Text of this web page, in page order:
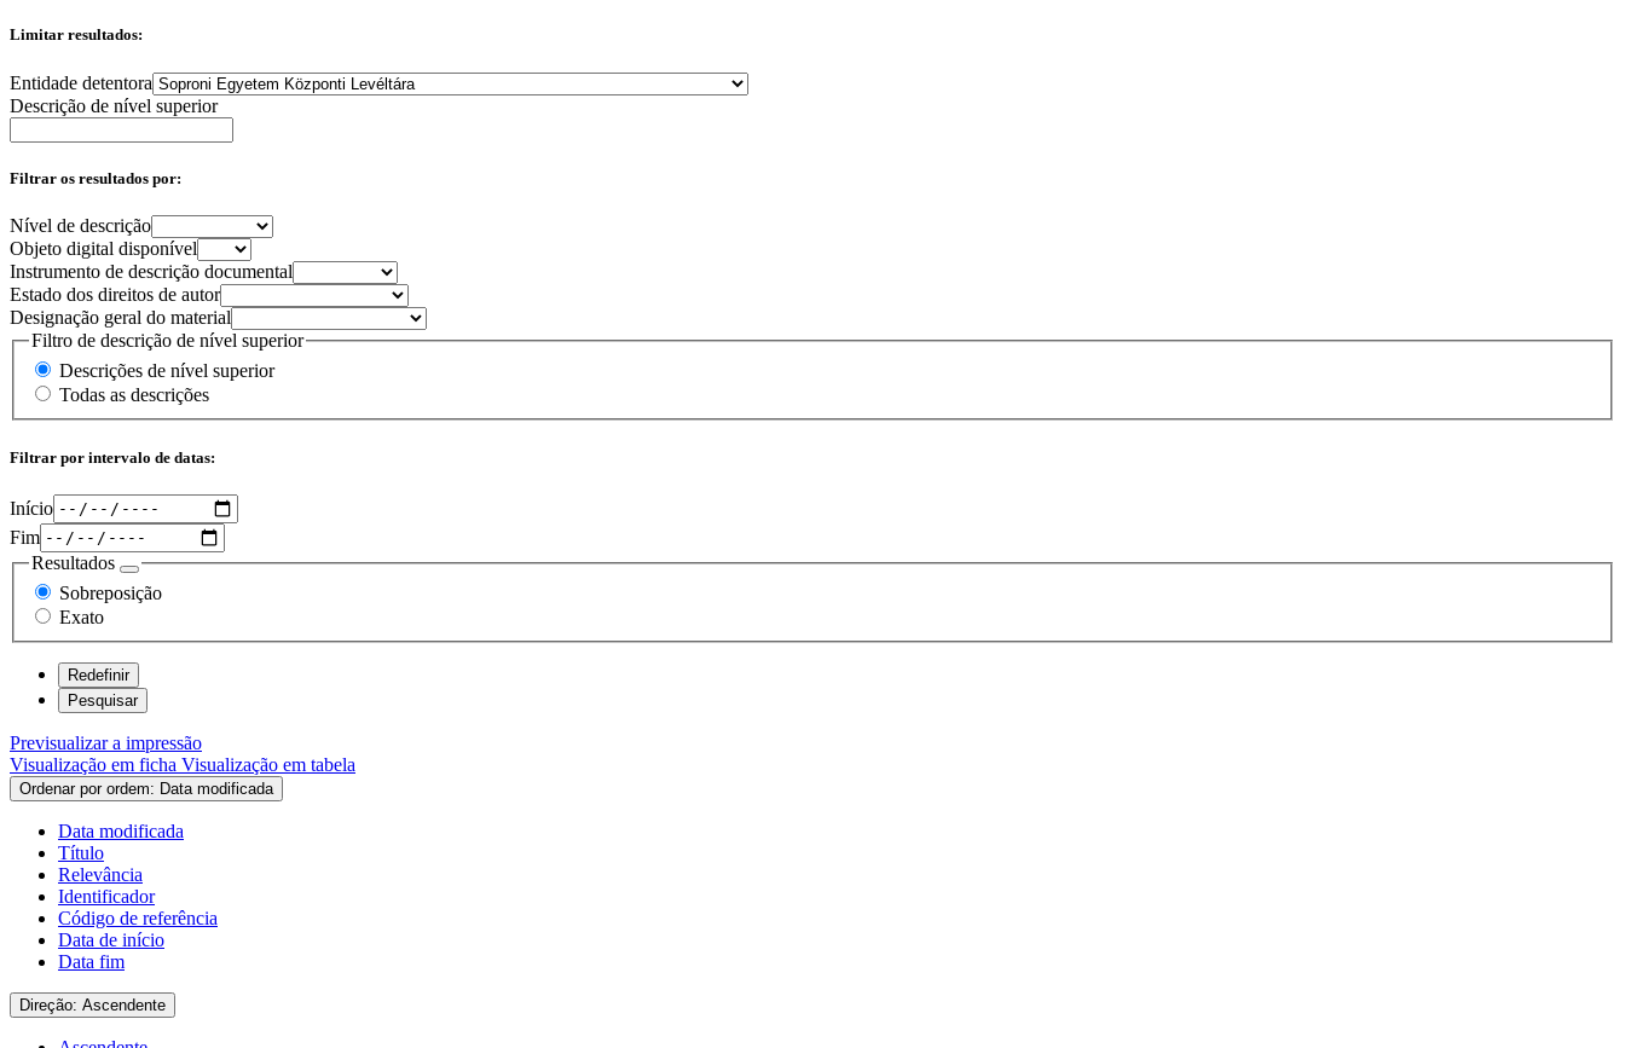
Limitar resultados:
Entidade detentora
Descrição de nível superior
Filtrar os resultados por:
Nível de descrição
Objeto digital disponível
Instrumento de descrição documental
Estado dos direitos de autor
Designação geral do material
Filtro de descrição de nível superior
Descrições de nível superior
Todas as descrições
Filtrar por intervalo de datas:
Início
Fim
Resultados
Sobreposição
Exato
Previsualizar a impressão
Visualização em ficha Visualização em tabela
Ordenar por ordem: Data modificada
Data modificada
Título
Relevância
Identificador
Código de referência
Data de início
Data fim
Direção: Ascendente